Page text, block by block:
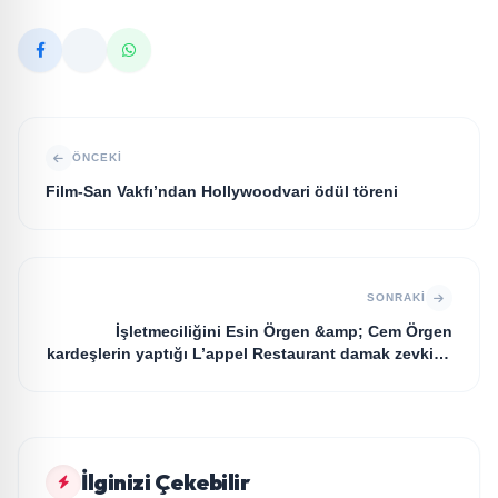
ÖNCEKI
Film-San Vakfı’ndan Hollywoodvari ödül töreni
SONRAKI
İşletmeciliğini Esin Örgen &amp; Cem Örgen
kardeşlerin yaptığı L’appel Restaurant damak zevkine
İlginizi Çekebilir
MAGAZİN
MAGAZİN